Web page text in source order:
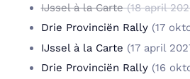
IJssel à la Carte(18 april
Drie Provinciën Rally(17
IJssel à la Carte (17 april
Drie Provinciën Rally(16